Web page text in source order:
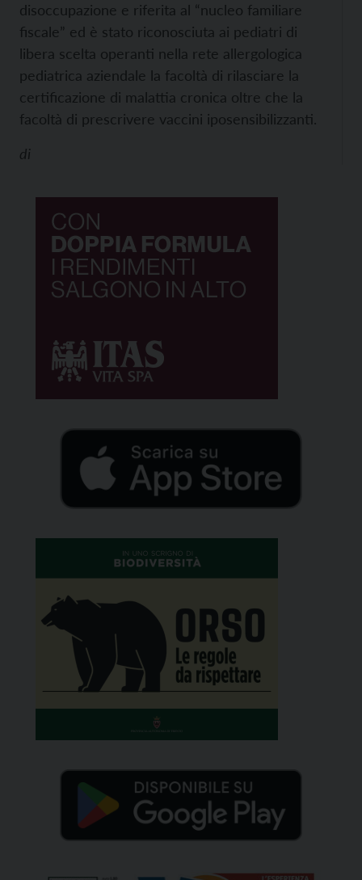
disoccupazione e riferita al “nucleo familiare
fiscale” ed è stato riconosciuta ai pediatri di
libera scelta operanti nella rete allergologica
pediatrica aziendale la facoltà di rilasciare la
certificazione di malattia cronica oltre che la
facoltà di prescrivere vaccini iposensibilizzanti.
di